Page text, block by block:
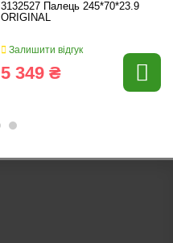
3132527 Палець 245*70*23.9
ORIGINAL
Залишити відгук
5 349 ₴